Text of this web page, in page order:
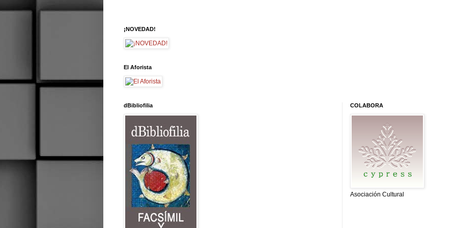
¡NOVEDAD!
El Aforista
dBibliofilia COLABORA
Asociación Cultural